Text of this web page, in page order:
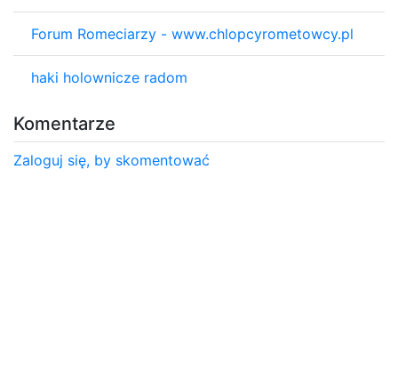
Forum Romeciarzy - www.chlopcyrometowcy.pl
haki holownicze radom
Komentarze
Zaloguj się, by skomentować